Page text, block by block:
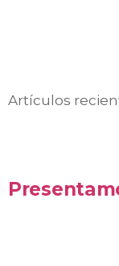
Artículos